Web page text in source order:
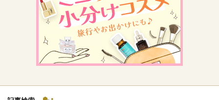
ライフスタイル
検索